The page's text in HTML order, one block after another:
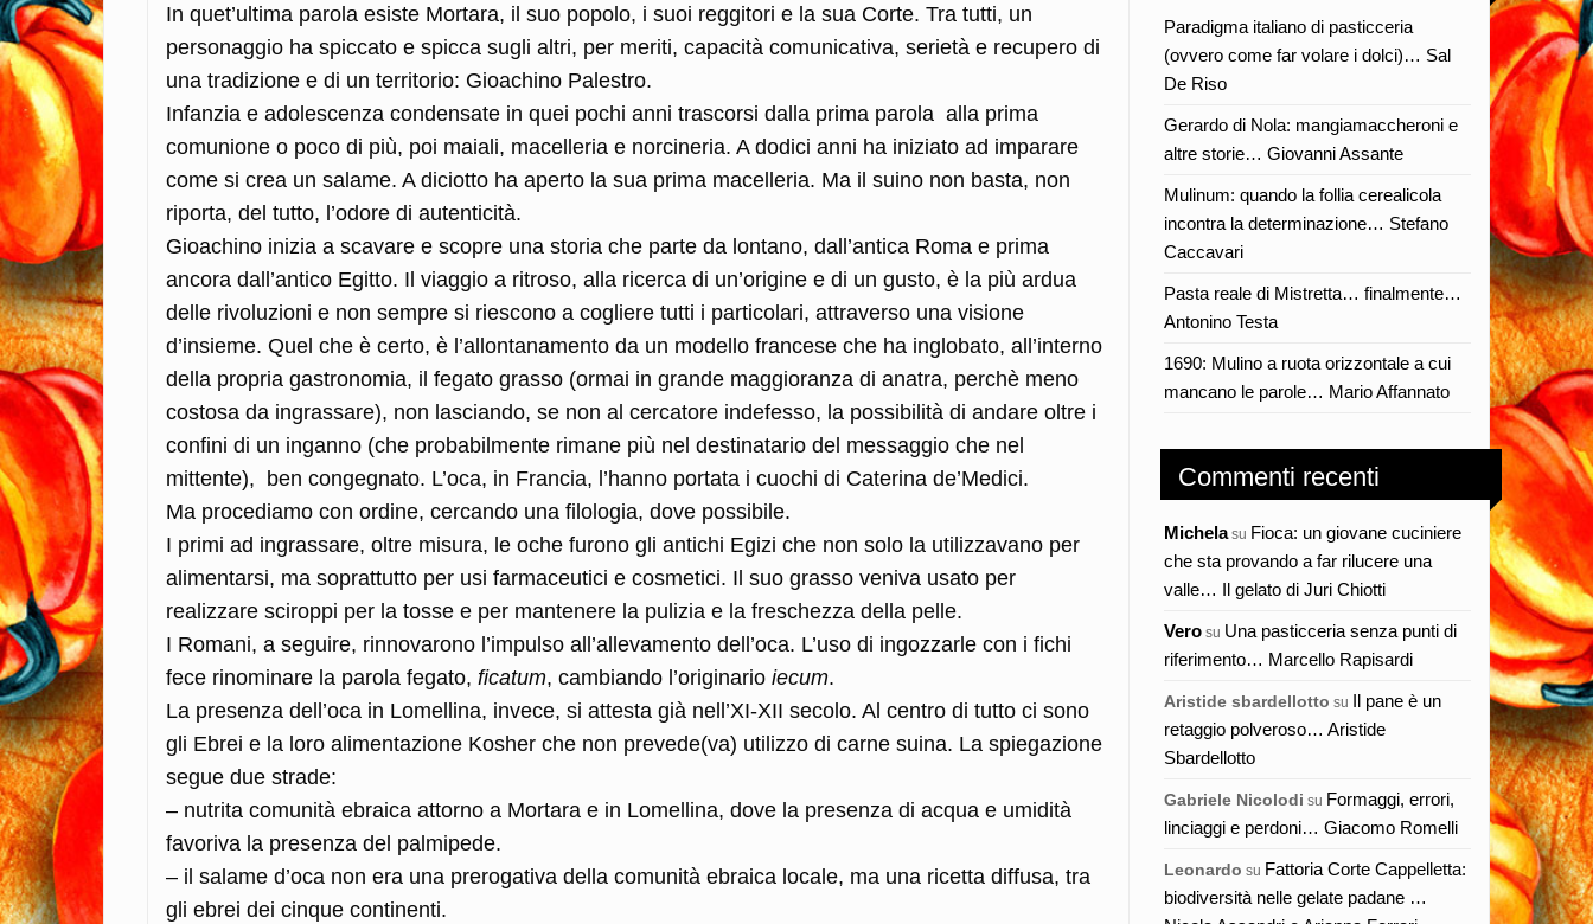
In quet’ultima parola esiste Mortara, il suo popolo, i suoi reggitori e la sua Corte. Tra tutti, un
personaggio ha spiccato e spicca sugli altri, per meriti, capacità comunicativa, serietà e recupero di
una tradizione e di un territorio: Gioachino Palestro.
Infanzia e adolescenza condensate in quei pochi anni trascorsi dalla prima parola alla prima
comunione o poco di più, poi maiali, macelleria e norcineria. A dodici anni ha iniziato ad imparare
come si crea un salame. A diciotto ha aperto la sua prima macelleria. Ma il suino non basta, non
riporta, del tutto, l’odore di autenticità.
Gioachino inizia a scavare e scopre una storia che parte da lontano, dall’antica Roma e prima
ancora dall’antico Egitto. Il viaggio a ritroso, alla ricerca di un’origine e di un gusto, è la più ardua
delle rivoluzioni e non sempre si riescono a cogliere tutti i particolari, attraverso una visione
d’insieme. Quel che è certo, è l’allontanamento da un modello francese che ha inglobato, all’interno
della propria gastronomia, il fegato grasso (ormai in grande maggioranza di anatra, perchè meno
costosa da ingrassare), non lasciando, se non al cercatore indefesso, la possibilità di andare oltre i
confini di un inganno (che probabilmente rimane più nel destinatario del messaggio che nel
mittente), ben congegnato. L’oca, in Francia, l’hanno portata i cuochi di Caterina de’Medici.
Ma procediamo con ordine, cercando una filologia, dove possibile.
I primi ad ingrassare, oltre misura, le oche furono gli antichi Egizi che non solo la utilizzavano per
alimentarsi, ma soprattutto per usi farmaceutici e cosmetici. Il suo grasso veniva usato per
realizzare sciroppi per la tosse e per mantenere la pulizia e la freschezza della pelle.
I Romani, a seguire, rinnovarono l’impulso all’allevamento dell’oca. L’uso di ingozzarle con i fichi
fece rinominare la parola fegato, ficatum, cambiando l’originario iecum.
La presenza dell’oca in Lomellina, invece, si attesta già nell’XI-XII secolo. Al centro di tutto ci sono
gli Ebrei e la loro alimentazione Kosher che non prevede(va) utilizzo di carne suina. La spiegazione
segue due strade:
– nutrita comunità ebraica attorno a Mortara e in Lomellina, dove la presenza di acqua e umidità
favoriva la presenza del palmipede.
– il salame d’oca non era una prerogativa della comunità ebraica locale, ma una ricetta diffusa, tra
gli ebrei dei cinque continenti.
Paradigma italiano di pasticceria
(ovvero come far volare i dolci)… Sal
De Riso
Gerardo di Nola: mangiamaccheroni e
altre storie… Giovanni Assante
Mulinum: quando la follia cerealicola
incontra la determinazione… Stefano
Caccavari
Pasta reale di Mistretta… finalmente…
Antonino Testa
1690: Mulino a ruota orizzontale a cui
mancano le parole… Mario Affannato
Commenti recenti
Michelasu Fioca: un giovane cuciniere
che sta provando a far rilucere una
valle… Il gelato di Juri Chiotti
Vero su Una pasticceria senza punti di
riferimento… Marcello Rapisardi
Aristide sbardellotto su Il pane è un
retaggio polveroso… Aristide
Sbardellotto
Gabriele Nicolodi su Formaggi, errori,
linciaggi e perdoni… Giacomo Romelli
Leonardo su Fattoria Corte Cappelletta:
biodiversità nelle gelate padane …